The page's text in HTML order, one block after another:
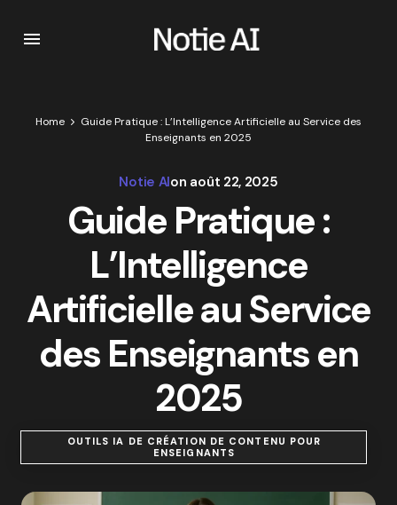
Home
Guide Pratique : L’Intelligence Artificielle au Service des
Enseignants en 2025
Notie AIon août 22, 2025
Guide Pratique :
L’Intelligence
Artificielle au Service
des Enseignants en
2025
OUTILS IA DE CRÉATION DE CONTENU POUR
ENSEIGNANTS